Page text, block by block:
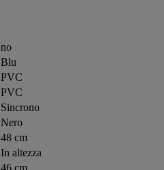
no
Blu
PVC
PVC
Sincrono
Nero
48 cm
In altezza
46 cm